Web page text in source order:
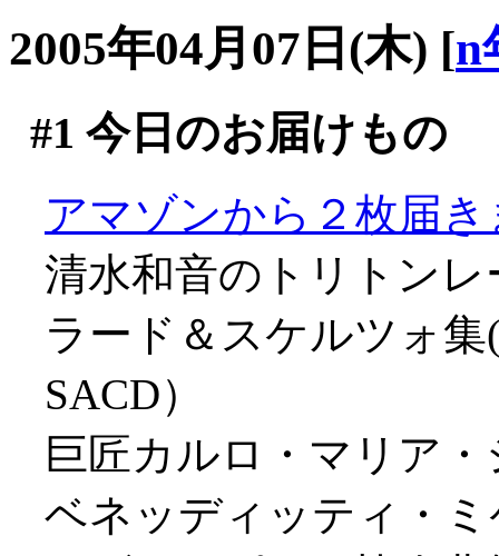
2005年04月07日(木) [n
#1 今日のお届けもの
アマゾンから２枚届
清水和音のトリトン
ラード＆スケルツォ
SACD）
巨匠カルロ・マリア
ベネッディッティ・